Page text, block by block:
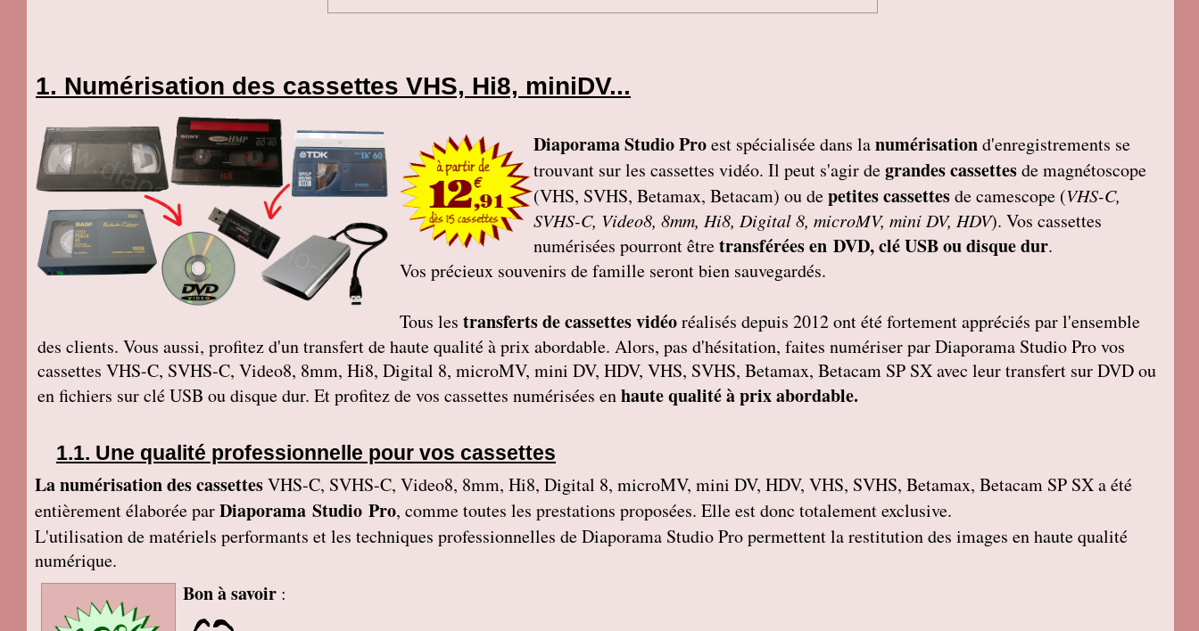
Numérisation des cassettes VHS, Hi8, miniDV...
Diaporama Studio Proest spécialisée dans lanumérisationd'enregistrements se
trouvant sur les cassettes vidéo. Il peut s'agir degrandes cassettesde magnétoscope
(VHS, SVHS, Betamax, Betacam) ou depetites cassettesde camescope (VHS-C,
SVHS-C, Video8, 8mm, Hi8, Digital 8, microMV, mini DV, HDV). Vos cassettes
numérisées pourront êtretransférées en DVD, clé USB ou disque dur.
Vos précieux souvenirs de famille seront bien sauvegardés.
Tous les transferts de cassettes vidéoréalisés depuis 2012 ont été fortement appréciés par l'ensemble
des clients. Vous aussi, profitez d'un transfert de haute qualité à prix abordable. Alors, pas d'hésitation, faites numériser par Diaporama Studio Pro vos
cassettes VHS-C, SVHS-C, Video8, 8mm, Hi8, Digital 8, microMV, mini DV, HDV, VHS, SVHS, Betamax, Betacam SP SX avec leur transfert sur DVD ou
en fichiers sur clé USB ou disque dur. Et profitez de vos cassettes numérisées enhaute qualité à prix abordable.
Une qualité professionnelle pour vos cassettes
La numérisation des cassettesVHS-C, SVHS-C, Video8, 8mm, Hi8, Digital 8, microMV, mini DV, HDV, VHS, SVHS, Betamax, Betacam SP SX a été
entièrement élaborée parDiaporama Studio Pro, comme toutes les prestations proposées. Elle est donc totalement exclusive.
L'utilisation de matériels performants et les techniques professionnelles de Diaporama Studio Pro permettent la restitution des images en haute qualité
numérique.
Bon à savoir :